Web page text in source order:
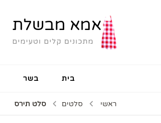
אמא מבשלת
מתכונים קלים וטעימים
בית בשר
ראשי סלטים סלט תירס